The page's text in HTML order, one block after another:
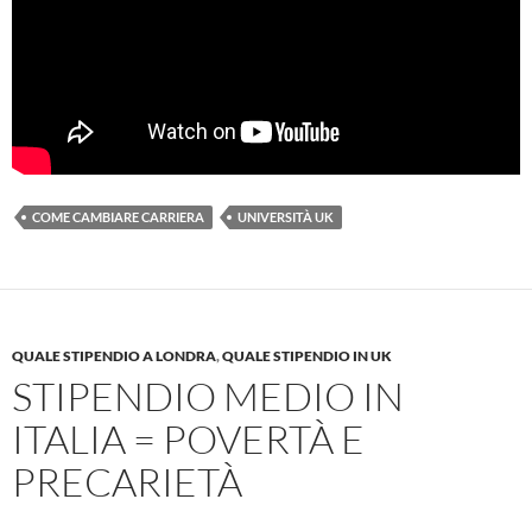
COME CAMBIARE CARRIERA UNIVERSITÀ UK
QUALE STIPENDIO A LONDRA,QUALE STIPENDIO IN UK
STIPENDIO MEDIO IN
ITALIA = POVERTÀ E
PRECARIETÀ